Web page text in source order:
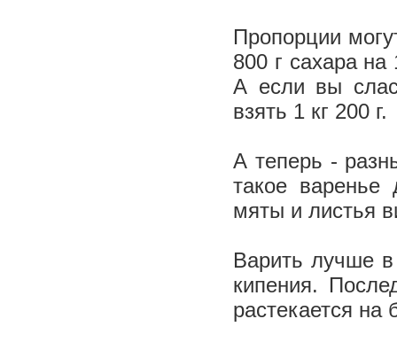
Пропорции
800 г сахара
А если вы
взять 1 кг 200 г.
А теперь -
такое
мяты и листья
Варить лучше
кипения.
растекается